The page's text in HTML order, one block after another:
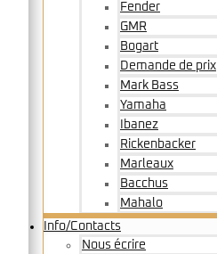
Fender
GMR
Bogart
Demande de prix
Mark Bass
Yamaha
Ibanez
Rickenbacker
Marleaux
Bacchus
Mahalo
Info/Contacts
Nous écrire